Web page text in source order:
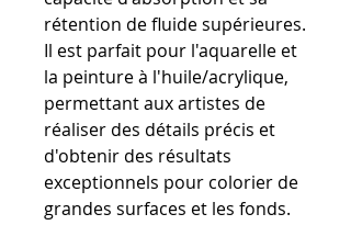
rétention de fluide supérieures.
Il est parfait pour l'aquarelle et
la peinture à l'huile/acrylique,
permettant aux artistes de
réaliser des détails précis et
d'obtenir des résultats
exceptionnels pour colorier de
grandes surfaces et les fonds.